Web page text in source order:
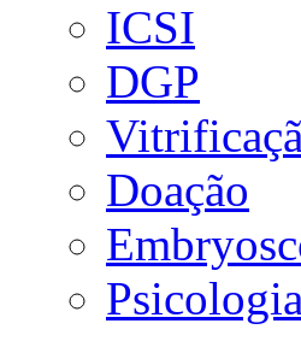
ICSI
DGP
Doação
Psicologia